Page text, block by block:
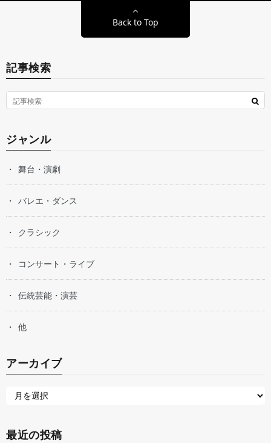
Back to Top
記事検索
ジャンル
舞台・演劇
バレエ・ダンス
クラシック
コンサート・ライブ
伝統芸能・演芸
他
アーカイブ
最近の投稿